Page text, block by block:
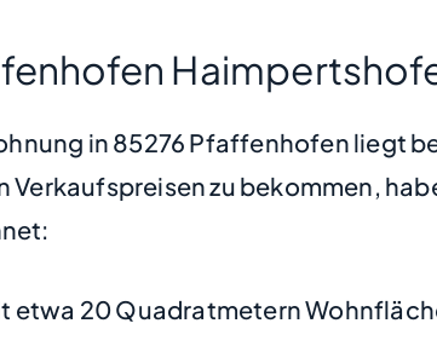
in 85276 Pfaffenhofen liegt
Verkaufspreisen zu bekommen,
etwa 20 Quadratmetern